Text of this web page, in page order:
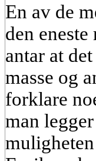
En av de
den
antar at
masse og
forklare
man